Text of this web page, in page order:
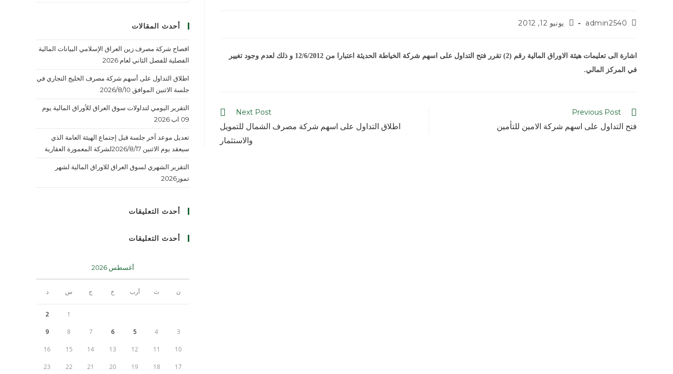
admin2540 يونيو 12, 2012
اشارة الى تعليمات هيئة الاوراق المالية رقم (2) تقرر فتح التداول على اسهم شركة الخياطة الحديثة اعتبارا من 12/6/2012 و ذلك لعدم وجود تغيير
في المركز المالي.
Previous Post
فتح التداول على اسهم شركة الامين للتأمين
Next Post
اطلاق التداول على اسهم شركة مصرف الشمال للتمويل
والاستثمار
أحدث المقالات
افصاح شركة مصرف زين العراق الإسلامي البيانات المالية
الفصلية للفصل الثاني لعام 2026
اطلاق التداول على أسهم شركة مصرف الخليج التجاري في
جلسة الاثنين الموافق 2026/8/10
التقرير اليومي لتداولات سوق العراق للأوراق المالية يوم
09 اب 2026
تعديل موعد آخر جلسة قبل إجتماع الهيئة العامة الذي
سيعقد يوم الاثنين 2026/8/17لشركة المعمورة العقارية
التقرير الشهري لسوق العراق للاوراق المالية لشهر
تموز2026
أحدث التعليقات
أحدث التعليقات
أغسطس 2026
ن ث أرب خ ج س د
1
2
3
4
5
6
7
8
9
10
11
12
13
14
15
16
17
18
19
20
21
22
23